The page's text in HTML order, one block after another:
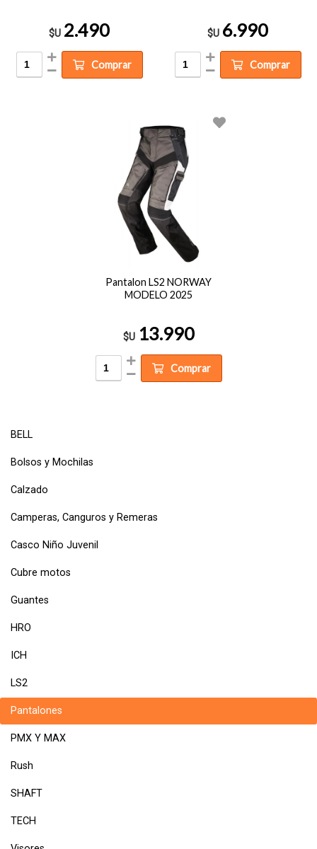
BELL
Bolsos y Mochilas
Calzado
Camperas, Canguros y Remeras
Casco Niño Juvenil
Cubre motos
Guantes
HRO
ICH
LS2
Pantalones
PMX Y MAX
Rush
SHAFT
TECH
$U 2.490
Comprar
$U 6.990
Comprar
Pantalon LS2 NORWAY
MODELO 2025
$U 13.990
Comprar